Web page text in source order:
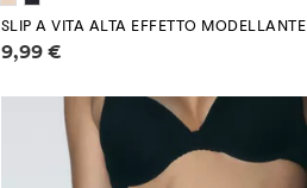
SLIP A VITA ALTA EFFETTO MODELLANTE
Informazioni sui prezzi
9,99 €